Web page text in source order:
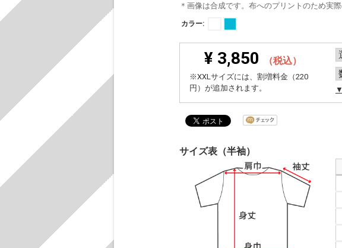
＊画像は合成です。布へのプリントのため実
カラー:
¥ 3,850 （税込）
※XXLサイズには、割増料金（220
円）が追加されます。
サイズ表（半袖）